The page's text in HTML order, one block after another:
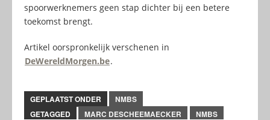
spoorwerknemers geen stap dichter bij een betere
toekomst brengt.
Artikel oorspronkelijk verschenen in
DeWereldMorgen.be.
GEPLAATST ONDER
NMBS
GETAGGED
MARC DESCHEEMAECKER NMBS